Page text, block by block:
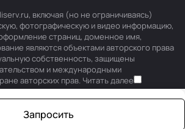
Запросить
включая (но не ограничиваясь)
фотографическую и видео информацию,
страниц, доменное имя,
являются объектами авторского права
собственность, защищены
и международными
авторских прав. Читать далее